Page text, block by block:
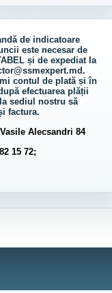
de indicatoare
este necesar de
și de expediat la
.
contul de plată și în
efectuarea plății
sediul nostru să
factura.
Alecsandri 84
15 72;